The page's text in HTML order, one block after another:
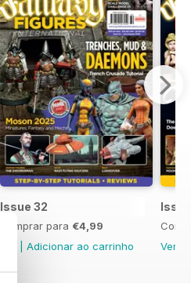
Issue 32
Comprar para €4,99
Adicionar ao carrinho
Ver